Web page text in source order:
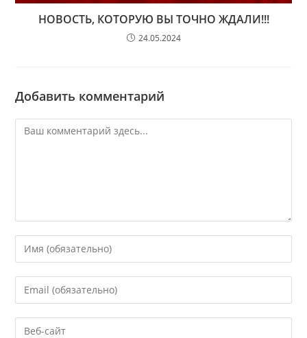
НОВОСТЬ, КОТОРУЮ ВЫ ТОЧНО ЖДАЛИ!!!
24.05.2024
Добавить комментарий